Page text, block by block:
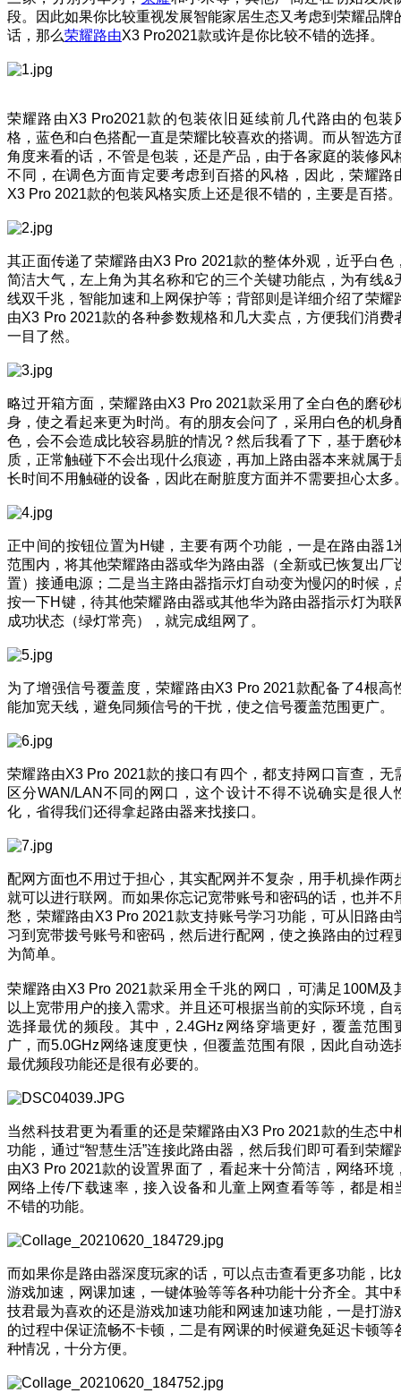
段。因此如果你比较重视发展智能家居生态又考虑到荣耀品牌
话，那么荣耀路由X3 Pro2021款或许是你比较不错的选择。
荣耀路由X3 Pro2021款的包装依旧延续前几代路由的包装
格，蓝色和白色搭配一直是荣耀比较喜欢的搭调。而从智选方
角度来看的话，不管是包装，还是产品，由于各家庭的装修风
不同，在调色方面肯定要考虑到百搭的风格，因此，荣耀路
X3 Pro 2021款的包装风格实质上还是很不错的，主要是百搭。
其正面传递了荣耀路由X3 Pro 2021款的整体外观，近乎白色
简洁大气，左上角为其名称和它的三个关键功能点，为有线&
线双千兆，智能加速和上网保护等；背部则是详细介绍了荣耀
由X3 Pro 2021款的各种参数规格和几大卖点，方便我们消费
一目了然。
略过开箱方面，荣耀路由X3 Pro 2021款采用了全白色的磨砂
身，使之看起来更为时尚。有的朋友会问了，采用白色的机身
色，会不会造成比较容易脏的情况？然后我看了下，基于磨砂
质，正常触碰下不会出现什么痕迹，再加上路由器本来就属于
长时间不用触碰的设备，因此在耐脏度方面并不需要担心太多
正中间的按钮位置为H键，主要有两个功能，一是在路由器1
范围内，将其他荣耀路由器或华为路由器（全新或已恢复出厂
置）接通电源；二是当主路由器指示灯自动变为慢闪的时候，
按一下H键，待其他荣耀路由器或其他华为路由器指示灯为联
成功状态（绿灯常亮），就完成组网了。
为了增强信号覆盖度，荣耀路由X3 Pro 2021款配备了4根高
能加宽天线，避免同频信号的干扰，使之信号覆盖范围更广。
荣耀路由X3 Pro 2021款的接口有四个，都支持网口盲查，无
区分WAN/LAN不同的网口，这个设计不得不说确实是很人
化，省得我们还得拿起路由器来找接口。
配网方面也不用过于担心，其实配网并不复杂，用手机操作两
就可以进行联网。而如果你忘记宽带账号和密码的话，也并不
愁，荣耀路由X3 Pro 2021款支持账号学习功能，可从旧路由
习到宽带拨号账号和密码，然后进行配网，使之换路由的过程
为简单。
荣耀路由X3 Pro 2021款采用全千兆的网口，可满足100M及
以上宽带用户的接入需求。并且还可根据当前的实际环境，自
选择最优的频段。其中，2.4GHz网络穿墙更好，覆盖范围
广，而5.0GHz网络速度更快，但覆盖范围有限，因此自动选
最优频段功能还是很有必要的。
当然科技君更为看重的还是荣耀路由X3 Pro 2021款的生态中
功能，通过“智慧生活”连接此路由器，然后我们即可看到荣耀
由X3 Pro 2021款的设置界面了，看起来十分简洁，网络环境
网络上传/下载速率，接入设备和儿童上网查看等等，都是相
不错的功能。
而如果你是路由器深度玩家的话，可以点击查看更多功能，比
游戏加速，网课加速，一键体验等等各种功能十分齐全。其中
技君最为喜欢的还是游戏加速功能和网速加速功能，一是打游
的过程中保证流畅不卡顿，二是有网课的时候避免延迟卡顿等
种情况，十分方便。